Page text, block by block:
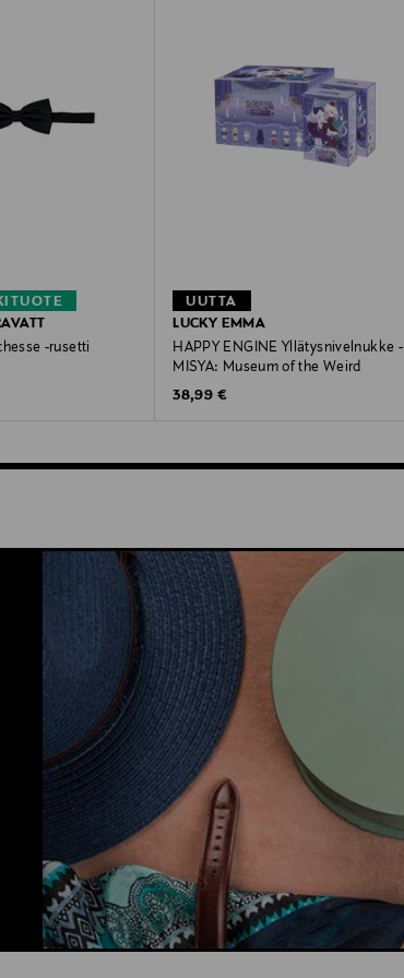
-rusetti
UUTTA
LUCKY EMMA
HAPPY ENGINE Yllätysnivelnukke -
MISYA: Museum of the Weird
Original Price
38,99 €